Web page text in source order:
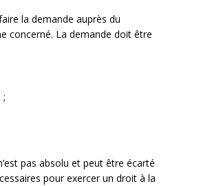
la demande auprès du
concerné. La demande doit être
;
pas absolu et peut être écarté
pour exercer un droit à la